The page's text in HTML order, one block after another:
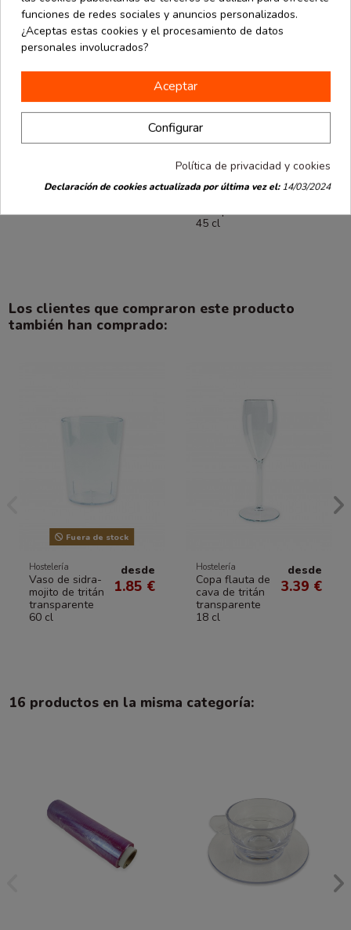
Vaso de
500 ml 50 uds
3.68 €
Hostelería
Copa de vino
transparente
45 cl
3.86 €
Los clientes que compraron este producto
también han comprado:
Fuera de stock
Hostelería
Vaso de sidra-
mojito de tritán
transparente
60 cl
desde
1.85 €
Hostelería
Copa flauta de
cava de tritán
transparente
18 cl
desde
3.39 €
16 productos en la misma categoría:
funciones de redes sociales y anuncios personalizados.
¿Aceptas estas cookies y el procesamiento de datos
personales involucrados?
Aceptar
Configurar
Política de privacidad y cookies
Declaración de cookies actualizada por última vez el:14/03/2024